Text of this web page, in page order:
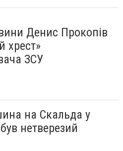
Денис Прокопів
хрест»
ЗСУ
на Скальда у
нетверезий